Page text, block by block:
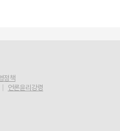
정책
언론윤리강령